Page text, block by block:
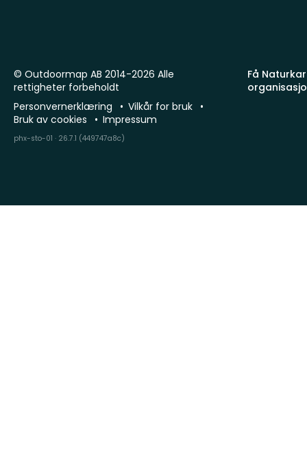
Få
© Outdoormap AB 2014-2026 Alle
rettigheter forbeholdt
Personvernerklæring
Vilkår for bruk
Bruk av cookies
Impressum
phx-sto-01 · 26.7.1 (449747a8c)